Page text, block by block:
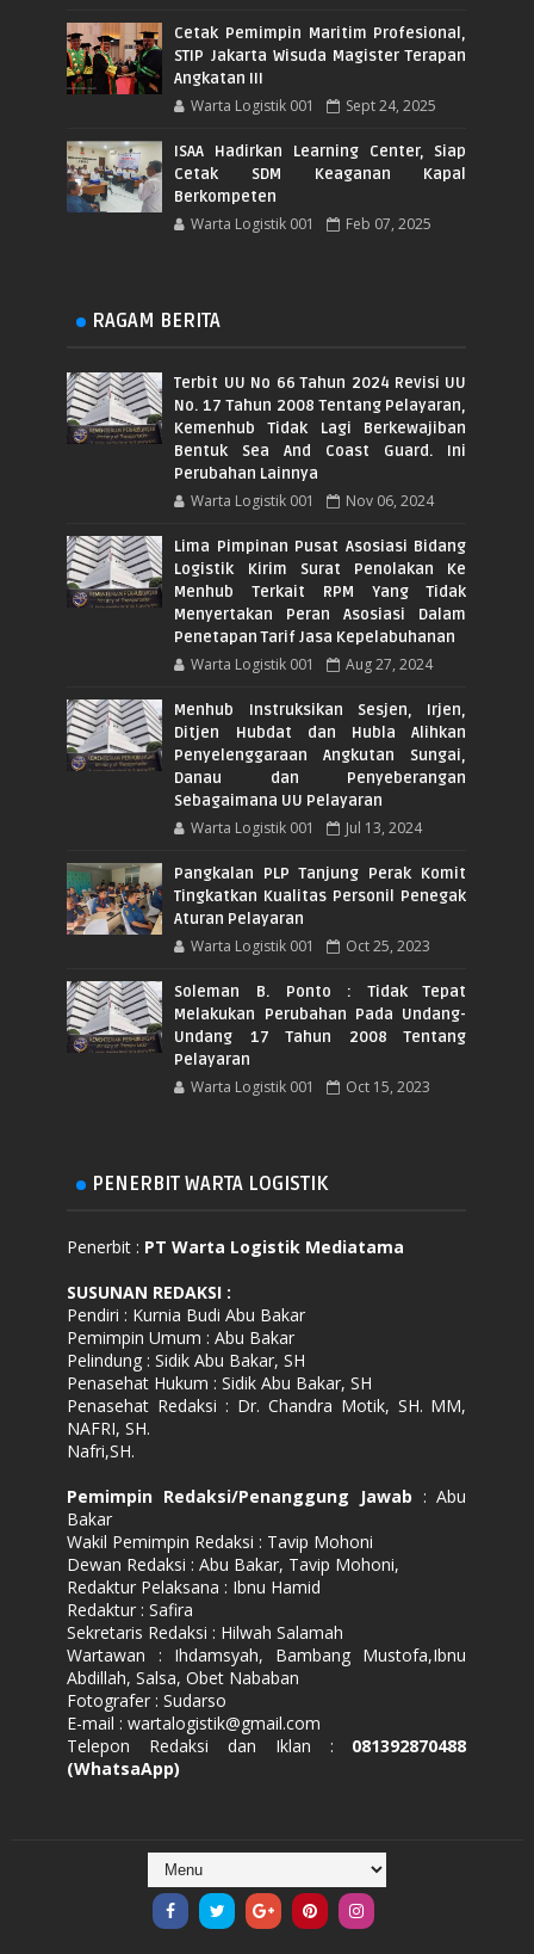
Cetak Pemimpin Maritim Profesional,
STIP Jakarta Wisuda Magister Terapan
Angkatan III
Warta Logistik 001 Sept 24, 2025
ISAA Hadirkan Learning Center, Siap
Cetak SDM Keaganan Kapal
Berkompeten
Warta Logistik 001 Feb 07, 2025
RAGAM BERITA
Terbit UU No 66 Tahun 2024 Revisi UU
No. 17 Tahun 2008 Tentang Pelayaran,
Kemenhub Tidak Lagi Berkewajiban
Bentuk Sea And Coast Guard. Ini
Perubahan Lainnya
Warta Logistik 001 Nov 06, 2024
Lima Pimpinan Pusat Asosiasi Bidang
Logistik Kirim Surat Penolakan Ke
Menhub Terkait RPM Yang Tidak
Menyertakan Peran Asosiasi Dalam
Penetapan Tarif Jasa Kepelabuhanan
Warta Logistik 001 Aug 27, 2024
Menhub Instruksikan Sesjen, Irjen,
Ditjen Hubdat dan Hubla Alihkan
Penyelenggaraan Angkutan Sungai,
Danau dan Penyeberangan
Sebagaimana UU Pelayaran
Warta Logistik 001 Jul 13, 2024
Pangkalan PLP Tanjung Perak Komit
Tingkatkan Kualitas Personil Penegak
Aturan Pelayaran
Warta Logistik 001 Oct 25, 2023
Soleman B. Ponto : Tidak Tepat
Melakukan Perubahan Pada Undang-
Undang 17 Tahun 2008 Tentang
Pelayaran
Warta Logistik 001 Oct 15, 2023
PENERBIT WARTA LOGISTIK
Penerbit : PT Warta Logistik Mediatama
SUSUNAN REDAKSI :
Pendiri : Kurnia Budi Abu Bakar
Pemimpin Umum : Abu Bakar
Pelindung : Sidik Abu Bakar, SH
Penasehat Hukum : Sidik Abu Bakar, SH
Penasehat Redaksi : Dr. Chandra Motik, SH. MM,
NAFRI, SH.
Nafri,SH.
Pemimpin Redaksi/Penanggung Jawab : Abu
Bakar
Wakil Pemimpin Redaksi : Tavip Mohoni
Dewan Redaksi : Abu Bakar, Tavip Mohoni,
Redaktur Pelaksana : Ibnu Hamid
Redaktur : Safira
Sekretaris Redaksi : Hilwah Salamah
Wartawan : Ihdamsyah, Bambang Mustofa,Ibnu
Abdillah, Salsa, Obet Nababan
Fotografer : Sudarso
E-mail : wartalogistik@gmail.com
Telepon Redaksi dan Iklan : 081392870488
(WhatsaApp)